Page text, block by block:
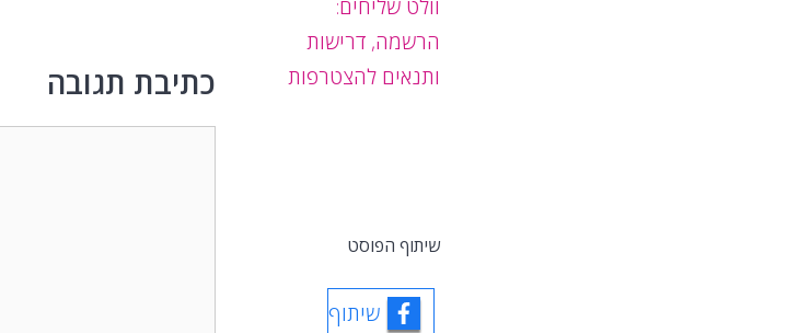
כתיבת תגובה
וולט שליחים:
הרשמה, דרישות
ותנאים להצטרפות
שיתוף הפוסט
שיתוף